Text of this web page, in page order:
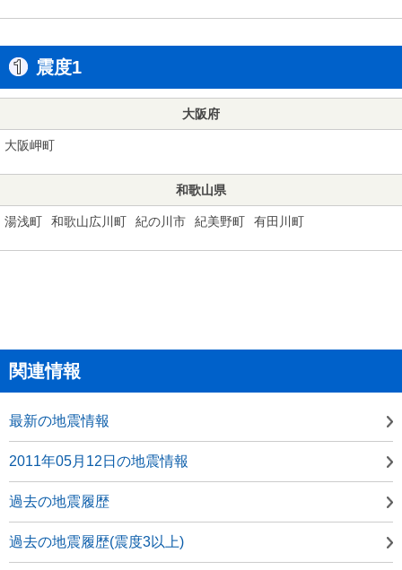
震度1
大阪府
大阪岬町
和歌山県
湯浅町 和歌山広川町 紀の川市 紀美野町 有田川町
関連情報
最新の地震情報
2011年05月12日の地震情報
過去の地震履歴
過去の地震履歴(震度3以上)